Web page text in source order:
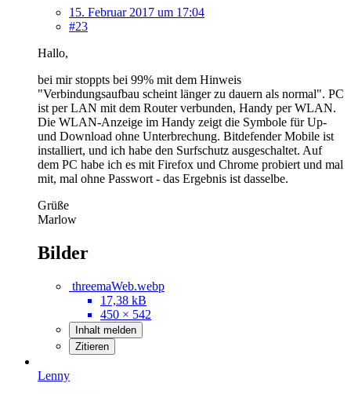
15. Februar 2017 um 17:04
#23
Hallo,
bei mir stoppts bei 99% mit dem Hinweis
"Verbindungsaufbau scheint länger zu dauern als normal". PC
ist per LAN mit dem Router verbunden, Handy per WLAN.
Die WLAN-Anzeige im Handy zeigt die Symbole für Up-
und Download ohne Unterbrechung. Bitdefender Mobile ist
installiert, und ich habe den Surfschutz ausgeschaltet. Auf
dem PC habe ich es mit Firefox und Chrome probiert und mal
mit, mal ohne Passwort - das Ergebnis ist dasselbe.
Grüße
Marlow
Bilder
threemaWeb.webp
17,38 kB
450 × 542
Inhalt melden
Zitieren
Lenny